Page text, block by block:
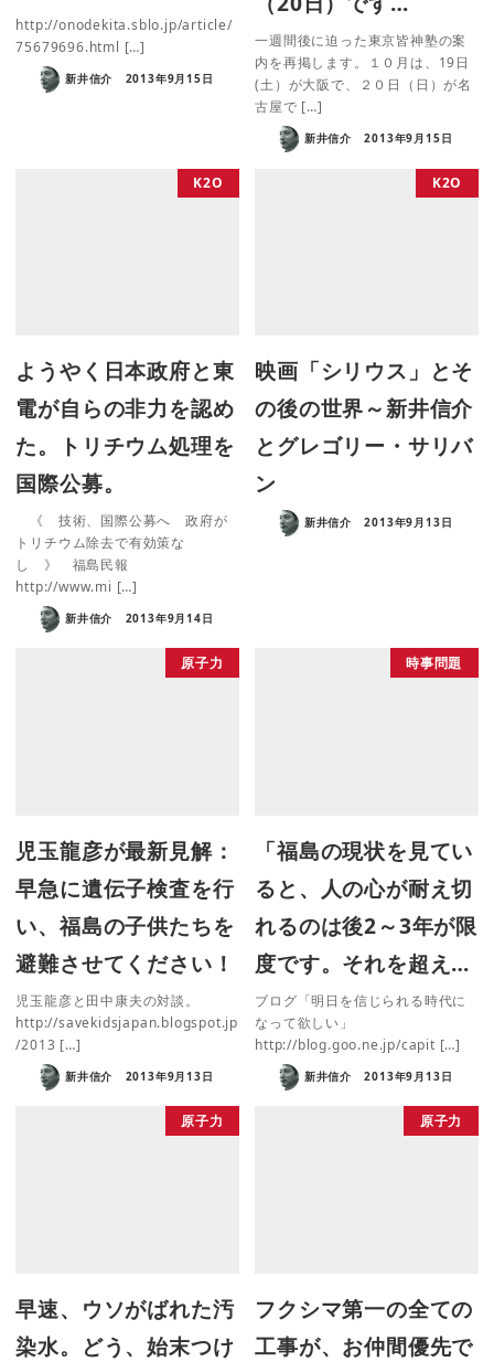
http://onodekita.sblo.jp/article/
75679696.html […]
新井信介 2013年9月15日
一週間後に迫った東京皆神塾の案
内を再掲します。１０月は、19日
(土）が大阪で、２０日（日）が名
古屋で […]
新井信介 2013年9月15日
K2O
ようやく日本政府と東
電が自らの非力を認め
た。トリチウム処理を
国際公募。
《 技術、国際公募へ 政府が
トリチウム除去で有効策な
し 》 福島民報
http://www.mi […]
新井信介 2013年9月14日
K2O
映画「シリウス」とそ
の後の世界～新井信介
とグレゴリー・サリバ
ン
新井信介 2013年9月13日
原子力
児玉龍彦が最新見解：
早急に遺伝子検査を行
い、福島の子供たちを
避難させてください！
児玉龍彦と田中康夫の対談。
http://savekidsjapan.blogspot.jp
/2013 […]
新井信介 2013年9月13日
時事問題
「福島の現状を見てい
ると、人の心が耐え切
れるのは後2～3年が限
度です。それを超え…
ブログ「明日を信じられる時代に
なって欲しい」
http://blog.goo.ne.jp/capit […]
新井信介 2013年9月13日
原子力
早速、ウソがばれた汚
染水。どう、始末つけ
原子力
フクシマ第一の全ての
工事が、お仲間優先で